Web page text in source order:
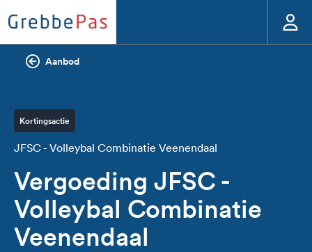
Aanbod
Kortingsactie
JFSC - Volleybal Combinatie Veenendaal
Vergoeding JFSC -
Volleybal Combinatie
Veenendaal